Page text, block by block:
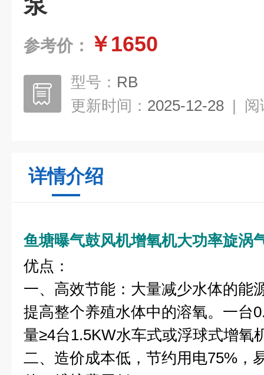
参考价： ￥1650
型号： RB
更新时间： 2025-12-28 | 阅
详情介绍
鱼塘曝气鼓风机增氧机大功率旋涡
优点：
一、高效节能：大量减少水体的能
提高整个养殖水体中的溶氧。一台
量≥4台1.5KW水车式或浮球式增氧
二、造价成本低，节约用电75%，